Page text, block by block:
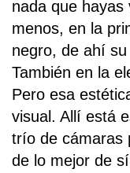
nada que
menos, en la
negro, de ahí su
También en la
Pero esa
visual. Allí está
trío de cámaras
de lo mejor de